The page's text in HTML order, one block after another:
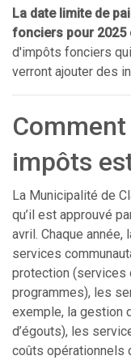
La date limite de
fonciers pour 2025
d'impôts fonciers
verront ajouter des
Comment
impôts
La Municipalité de
qu’il est approuvé
avril. Chaque
services
protection (services
programmes), les
exemple, la gestion
d’égouts), les
coûts opérationnels